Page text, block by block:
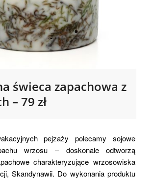
świeca zapachowa z
– 79 zł
pejzaży polecamy sojowe
wrzosu – doskonale odtworzą
charakteryzujące wrzosowiska
Skandynawii. Do wykonania produktu